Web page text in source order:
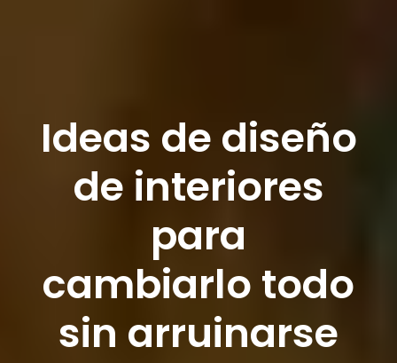
Ideas de diseño
de interiores
para
cambiarlo todo
sin arruinarse